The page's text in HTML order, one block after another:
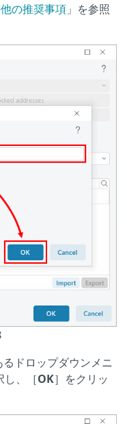
の推奨事項 」を参照
るドロップダウンメニ
し、［OK］をクリッ